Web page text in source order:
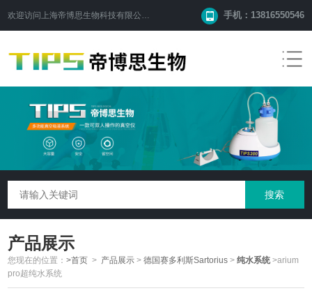
欢迎访问 上海帝博思生物科技有限公司 手机：13816550546
产品展示
您现在的位置：>首页 > 产品展示 >德国赛多利斯Sartorius >纯水系统 >arium
pro超纯水系统